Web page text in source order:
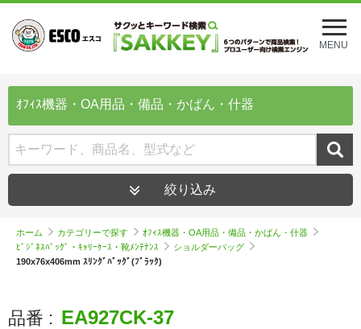
メ
ニ
ュ
を
MENU
ｵﾌｨｽ機器・OA用品・備品・かばん・什器
絞り込み
ホーム カテゴリーで探す
ｵﾌｨｽ機器・OA用品・備品・かばん・什器
ﾋﾞｼﾞﾈｽﾊﾞｯｸﾞ・ｷｬﾘｰｹｰｽ・靴ﾒﾝﾃﾅﾝｽ
ショルダーバッグ
190x76x406mm ｽﾘﾝｸﾞﾊﾞｯｸﾞ(ﾌﾞﾗｯｸ)
品番 : EA927CK-37